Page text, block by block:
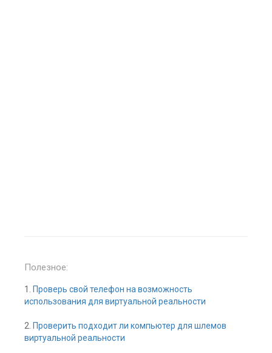
Полезное:
1.
Проверь свой телефон на возможность
использования для виртуальной реальности
2. Проверить подходит ли компьютер для шлемов
виртуальной реальности